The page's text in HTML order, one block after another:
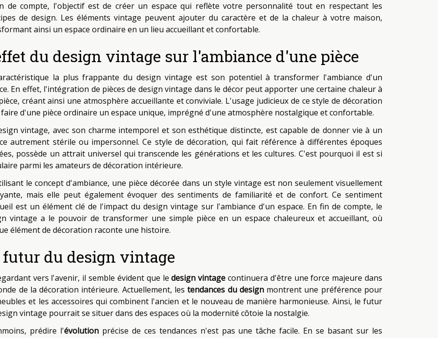
de compte, l'objectif est de créer un espace qui reflète votre personnalité tout en respectant les
de design. Les éléments vintage peuvent ajouter du caractère et de la chaleur à votre maison,
ainsi un espace ordinaire en un lieu accueillant et confortable.
du design vintage sur l'ambiance d'une pièce
la plus frappante du design vintage est son potentiel à transformer l'ambiance d'un
En effet, l'intégration de pièces de design vintage dans le décor peut apporter une certaine chaleur à
créant ainsi une atmosphère accueillante et conviviale. L'usage judicieux de ce style de décoration
d'une pièce ordinaire un espace unique, imprégné d'une atmosphère nostalgique et confortable.
vintage, avec son charme intemporel et son esthétique distincte, est capable de donner vie à un
autrement stérile ou impersonnel. Ce style de décoration, qui fait référence à différentes époques
possède un attrait universel qui transcende les générations et les cultures. C'est pourquoi il est si
parmi les amateurs de décoration intérieure.
le concept d'ambiance, une pièce décorée dans un style vintage est non seulement visuellement
mais elle peut également évoquer des sentiments de familiarité et de confort. Ce sentiment
est un élément clé de l'impact du design vintage sur l'ambiance d'un espace. En fin de compte, le
vintage a le pouvoir de transformer une simple pièce en un espace chaleureux et accueillant, où
élément de décoration raconte une histoire.
futur du design vintage
vers l'avenir, il semble évident que ledesign vintage continuera d'être une force majeure dans
de la décoration intérieure. Actuellement, lestendances du designmontrent une préférence pour
et les accessoires qui combinent l'ancien et le nouveau de manière harmonieuse. Ainsi, le futur
vintage pourrait se situer dans des espaces où la modernité côtoie la nostalgie.
prédire l'évolutionprécise de ces tendances n'est pas une tâche facile. En se basant sur les